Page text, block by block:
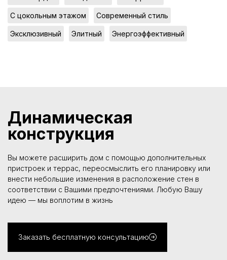
С цокольным этажом Современный стиль
Эксклюзивный Элитный Энергоэффективный
Динамическая
конструкция
Вы можете расширить дом с помощью дополнительных
пристроек и террас, переосмыслить его планировку или
внести небольшие изменения в расположение стен в
соответствии с Вашими предпочтениями. Любую Вашу
идею — мы воплотим в жизнь
Заказать бесплатную консультацию